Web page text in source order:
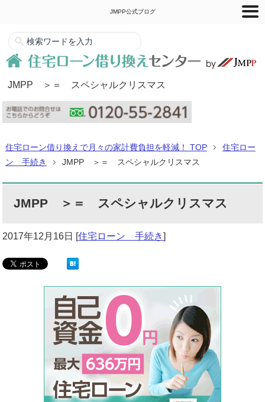
JMPP ＞＝ スペシャルクリスマス
住宅ローン借り換えで月々の家計費負担を軽減！ TOP
住宅ロー
ン 手続き
JMPP ＞＝ スペシャルクリスマス
JMPP ＞＝ スペシャルクリスマス
2017年12月16日 [住宅ローン 手続き]
JMPP公式ブログ